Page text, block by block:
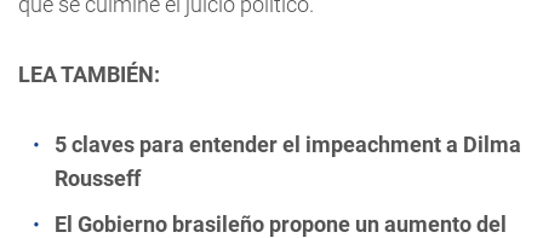
LEA TAMBIÉN:
5 claves para entender el impeachment a Dilma
Rousseff
El Gobierno brasileño propone un aumento del